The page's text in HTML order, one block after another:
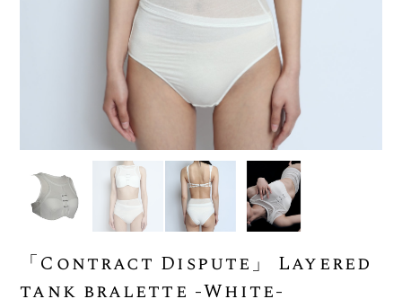
「Contract Dispute」 Layered
tank bralette -White-